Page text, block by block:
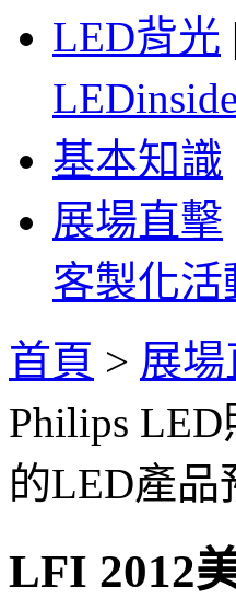
LED背光
基本知識
展場直擊
客製化活
首頁 > 展
Philips
的LED產品
LFI 2012